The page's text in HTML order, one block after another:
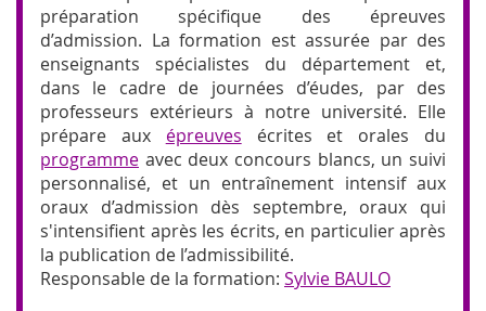
préparation spécifique des épreuves
d’admission. La formation est assurée par des
enseignants spécialistes du département et,
dans le cadre de journées d’éudes, par des
professeurs extérieurs à notre université. Elle
prépare aux épreuves écrites et orales du
programme avec deux concours blancs, un suivi
personnalisé, et un entraînement intensif aux
oraux d’admission dès septembre, oraux qui
s'intensifient après les écrits, en particulier après
la publication de l’admissibilité.
Responsable de la formation: Sylvie BAULO